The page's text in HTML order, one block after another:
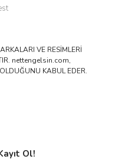
VE RESİMLERİ
nettengelsin.com,
KABUL EDER.
Ol!